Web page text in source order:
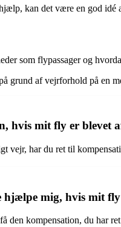
kan det være en god idé
som flypassager og
grund af vejrforhold på en
hvis mit fly er blevet
vejr, har du ret til
mig, hvis mit
den kompensation, du har